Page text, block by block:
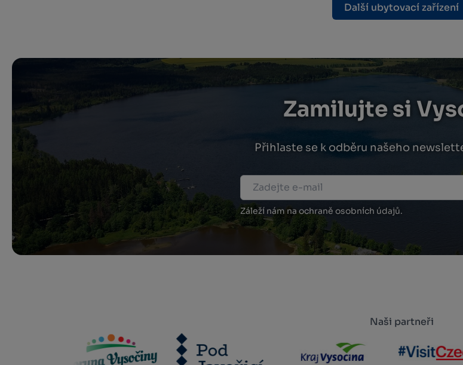
Další ubytovací zařízení
Zamilujte si
Přihlaste se k odběru našeho
Záleží nám na ochraně osobních údajů.
Naši partneři